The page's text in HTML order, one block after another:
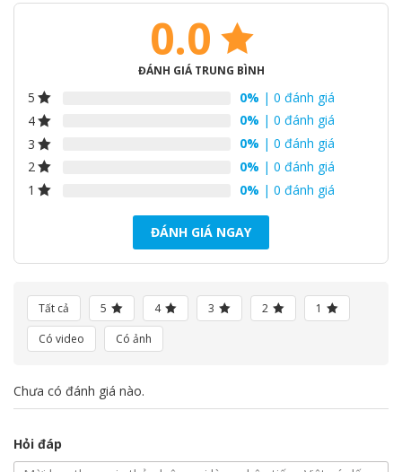
0.0
ĐÁNH GIÁ TRUNG BÌNH
5 0% | 0 đánh giá
4
0% | 0 đánh giá
3
0% | 0 đánh giá
2
0% | 0 đánh giá
1
0% | 0 đánh giá
ĐÁNH GIÁ NGAY
Tất cả 5 4 3 2
1
Có video
Có ảnh
Chưa có đánh giá nào.
Hỏi đáp